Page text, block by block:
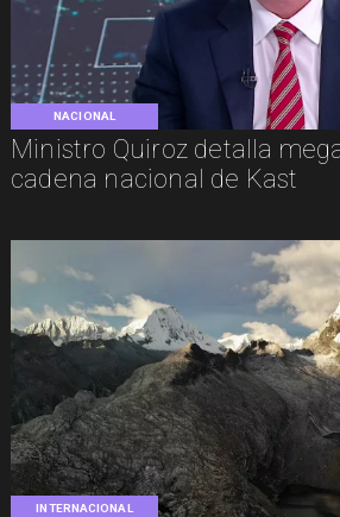
NACIONAL
Ministro Quiroz detalla
cadena nacional de Kast
INTERNACIONAL